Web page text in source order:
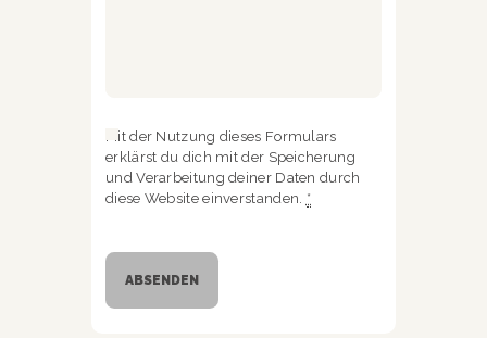
Mit der Nutzung dieses Formulars
erklärst du dich mit der Speicherung
und Verarbeitung deiner Daten durch
diese Website einverstanden. *